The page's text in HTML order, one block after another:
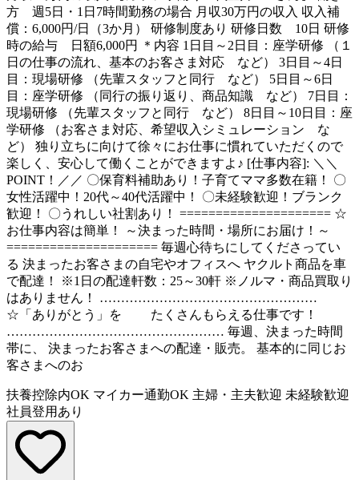
方 週5日・1日7時間勤務の場合 月収30万円の収入 収入補
償：6,000円/日（3か月） 研修制度あり 研修日数 10日 研修
時の給与 日額6,000円 ＊内容 1日目～2日目：座学研修 （１
日の仕事の流れ、基本のお客さま対応 など） 3日目～4日
目：現場研修 （先輩スタッフと同行 など） 5日目～6日
目：座学研修 （同行の振り返り、商品知識 など） 7日目：
現場研修 （先輩スタッフと同行 など） 8日目～10日目：座
学研修 （お客さま対応、希望収入シミュレーション な
ど） 独り立ちに向けて徐々にお仕事に慣れていただくので
楽しく、安心して働くことができますよ♪ [仕事内容]: ＼＼
POINT！／／ 〇保育料補助あり！子育てママ多数在籍！ 〇
女性活躍中！20代～40代活躍中！ 〇未経験歓迎！ブランク
歓迎！ 〇うれしい社割あり！ ===================== ☆
お仕事内容は簡単！ ～決まった時間・場所にお届け！～
===================== 毎週心待ちにしてくださってい
る 決まったお客さまの自宅やオフィスへ ヤクルト商品を車
で配達！ ※1日の配達軒数：25～30軒 ※ノルマ・商品買取り
はありません！ ……………………………………………
☆「ありがとう」を たくさんもらえる仕事です！
…………………………………………… 毎週、決まった時間
帯に、 決まったお客さまへの配達・販売。 基本的に同じお
客さまへのお
扶養控除内OK マイカー通勤OK 主婦・主夫歓迎 未経験歓迎
社員登用あり